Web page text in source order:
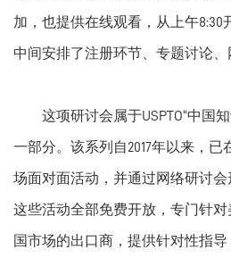
加，也提供在线观看，从上午8:30
中间安排了注册环节、专题讨论、
这项研讨会属于USPTO“中国
一部分。该系列自2017年以来，
场面对面活动，并通过网络研讨会
这些活动全部免费开放，专门针
国市场的出口商，提供针对性指